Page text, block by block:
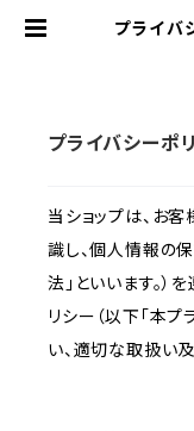
プライ
プライバシーポ
当ショップは、お
識し、個人情報の
法」といいます。）
リシー（以下「本プ
い、適切な取扱い